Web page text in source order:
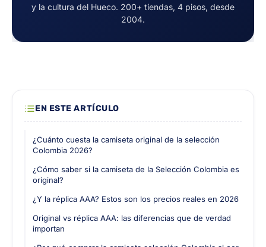
y la cultura del Hueco. 200+ tiendas, 4 pisos, desde
2004.
EN ESTE ARTÍCULO
¿Cuánto cuesta la camiseta original de la selección
Colombia 2026?
¿Cómo saber si la camiseta de la Selección Colombia es
original?
¿Y la réplica AAA? Estos son los precios reales en 2026
Original vs réplica AAA: las diferencias que de verdad
importan